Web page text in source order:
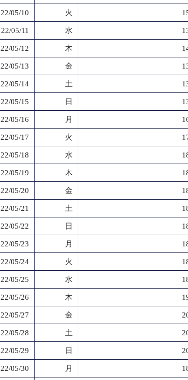
22/05/10 火
22/05/11 水
22/05/12 木
22/05/13 金
22/05/14 土
22/05/15 日
22/05/16 月
22/05/17 火
22/05/18 水
22/05/19 木
22/05/20 金
22/05/21 土
22/05/22 日
22/05/23 月
22/05/24 火
22/05/25 水
22/05/26 木
22/05/27 金
22/05/28 土
22/05/29 日
22/05/30 月